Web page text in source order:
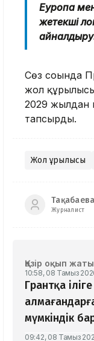
Еуропа
жетекші
Сөз соңында
жол
2029 жылдан
тапсырды.
Жол құрылысы
Журналист
Қазір оқып
10:58, 08 Тамыз
Грантқа іліге
мүмкіндік
09:42, 08 Тамыз